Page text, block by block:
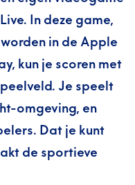
In deze game,
in de Apple
kun je scoren met
Je speelt
omgeving, en
Dat je kunt
de sportieve